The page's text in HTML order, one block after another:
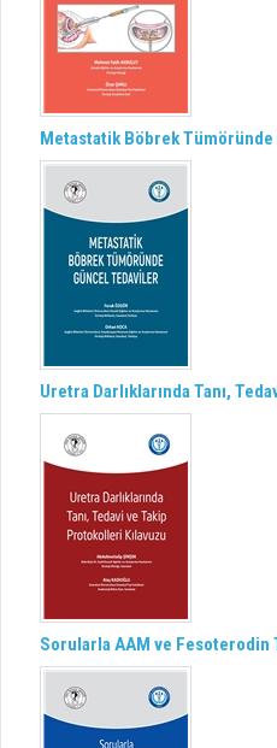
Metastatik Böbrek
Uretra Darlıklarında Tanı,
Sorularla AAM ve Fesoterodin